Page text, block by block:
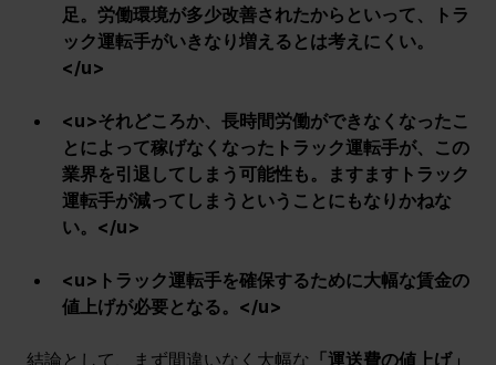
足。労働環境が多少改善されたからといって、トラ
ック運転手がいきなり増えるとは考えにくい。
</u>
<u>それどころか、長時間労働ができなくなったこ
とによって稼げなくなったトラック運転手が、この
業界を引退してしまう可能性も。ますますトラック
運転手が減ってしまうということにもなりかねな
い。</u>
<u>トラック運転手を確保するために大幅な賃金の
値上げが必要となる。</u>
結論として、まず間違いなく大幅な 「運送費の値上げ」